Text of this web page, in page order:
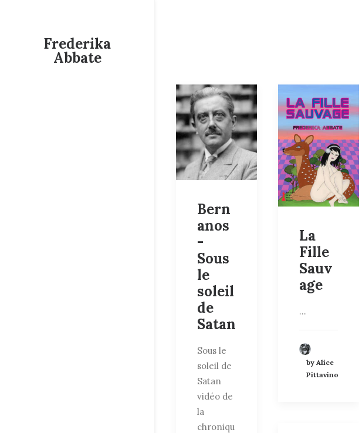
Frederika
Abbate
Bern
anos
-
Sous
le
soleil
de
Satan
Sous le
soleil de
Satan
vidéo de
la
chroniqu
La
Fille
Sauv
age
…
by Alice
Pittavino